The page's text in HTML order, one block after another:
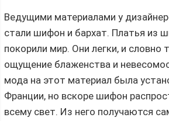
Ведущими материалами у
стали шифон и бархат. Платья из
покорили мир. Они легки, и словно
ощущение блаженства и
мода на этот материал была
Франции, но вскоре шифон
всему свет. Из него получаются